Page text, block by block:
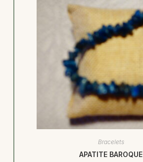
Bracelets
APATITE BAROQUE